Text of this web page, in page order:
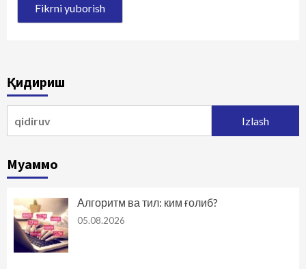
Қидириш
Муаммо
Алгоритм ва тил: ким ғолиб?
05.08.2026